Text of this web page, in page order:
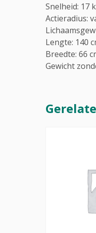
Snelheid: 17
Actieradius:
Lengte: 140
Breedte: 66
Gewicht